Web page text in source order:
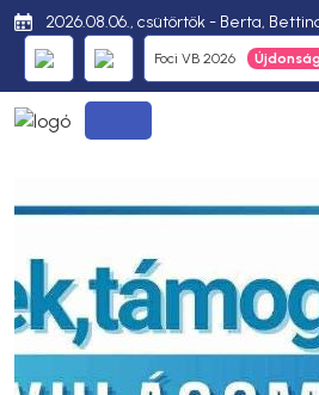
2026.08.06., csütörtök - Berta,
Foci VB 2026